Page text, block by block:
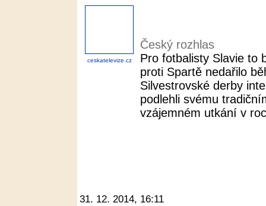
ceskatelevize.cz
Český rozhlas
Pro fotbalisty Slavie to
proti Spartě nedařilo
Silvestrovské derby
podlehli svému
vzájemném utkání v
31. 12. 2014, 16:11